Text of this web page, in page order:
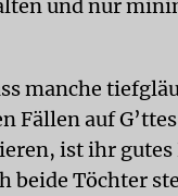
und nur
manche
Fällen auf
ist ihr gutes
beide Töchter